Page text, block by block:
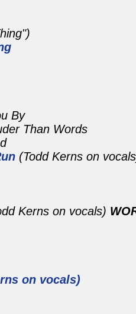
By
Than Words
(Todd Kerns on
Kerns on vocals)
on vocals)